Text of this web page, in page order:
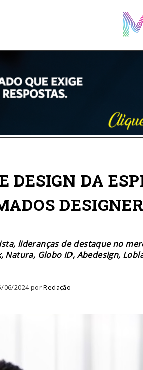
DESIGN DA
lideranças de destaque no
Natura, Globo ID, Abedesign,
06/2024 porRedação